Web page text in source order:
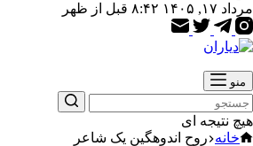
مرداد ۱۷, ۱۴۰۵ ۸:۴۲ قبل از ظهر
منو
هیچ نتیجه ای
خانه روح اندوهگین یک شاعر